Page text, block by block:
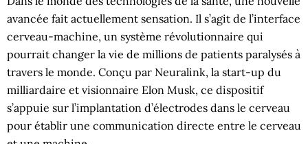
avancée fait actuellement sensation. Il s’agit de l’interface
cerveau-machine, un système révolutionnaire qui
pourrait changer la vie de millions de patients paralysés à
travers le monde. Conçu par Neuralink, la start-up du
milliardaire et visionnaire Elon Musk, ce dispositif
s’appuie sur l’implantation d’électrodes dans le cerveau
pour établir une communication directe entre le cerveau